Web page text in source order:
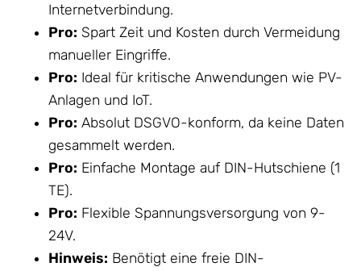
Internetverbindung.
Pro: Spart Zeit und Kosten durch Vermeidung
manueller Eingriffe.
Pro: Ideal für kritische Anwendungen wie PV-
Anlagen und IoT.
Pro: Absolut DSGVO-konform, da keine Daten
gesammelt werden.
Pro: Einfache Montage auf DIN-Hutschiene (1
TE).
Pro: Flexible Spannungsversorgung von 9-
24V.
Hinweis: Benötigt eine freie DIN-